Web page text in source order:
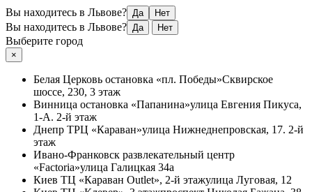
Вы находитесь в Львове? Да Нет
Вы находитесь в Львове? Да Нет
Выберите город
×
Белая Церковь остановка «пл. Победы»Сквирское
шоссе, 230, 3 этаж
Винница остановка «Папанина»улица Евгения Пикуса,
1-А. 2-й этаж
Днепр ТРЦ «Караван»улица Нижнеднепровская, 17. 2-й
этаж
Ивано-Франковск развлекательный центр
«Factoria»улица Галицкая 34а
Киев ТЦ «Караван Outlet», 2-й этажулица Луговая, 12